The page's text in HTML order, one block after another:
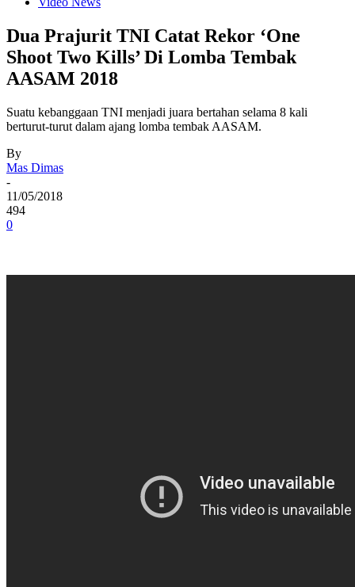
Dua Prajurit TNI Catat Rekor ‘One
Shoot Two Kills’ Di Lomba Tembak
AASAM 2018
Suatu kebanggaan TNI menjadi juara bertahan selama 8 kali
berturut-turut dalam ajang lomba tembak AASAM.
By
Mas Dimas
-
11/05/2018
494
0